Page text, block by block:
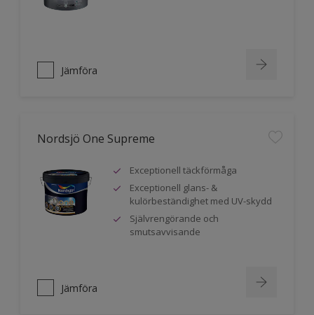
Jämföra
Nordsjö One Supreme
Exceptionell täckförmåga
Exceptionell glans- &
kulörbeständighet med UV-skydd
Självrengörande och
smutsavvisande
Jämföra